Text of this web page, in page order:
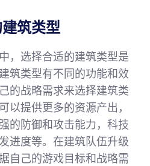
筑类型
，选择合适的建筑类型是
筑类型有不同的功能和效
的战略需求来选择建筑类
以提供更多的资源产出，
的防御和攻击能力，科技
进度等。在建筑队伍升级
自己的游戏目标和战略需